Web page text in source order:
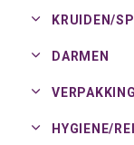
KRUIDEN/
DARMEN
VERPAKKING
HYGIENE/